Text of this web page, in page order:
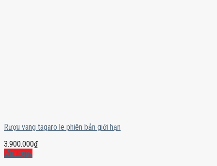
Rượu vang tagaro le phiên bản giới hạn
3.900.000₫
Mua ngay